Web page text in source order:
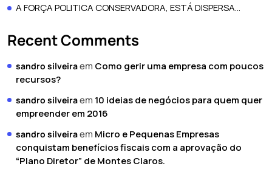
A FORÇA POLITICA CONSERVADORA, ESTÁ DISPERSA…
Recent Comments
sandro silveiraem Como gerir uma empresa com poucos
recursos?
sandro silveiraem 10 ideias de negócios para quem quer
empreender em 2016
sandro silveiraem Micro e Pequenas Empresas
conquistam benefícios fiscais com a aprovação do
“Plano Diretor” de Montes Claros.